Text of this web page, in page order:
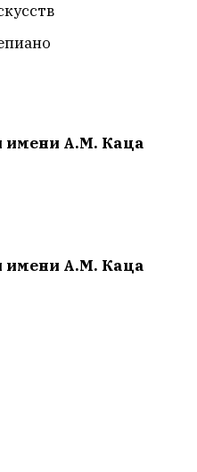
имени А.М. Каца
имени А.М. Каца